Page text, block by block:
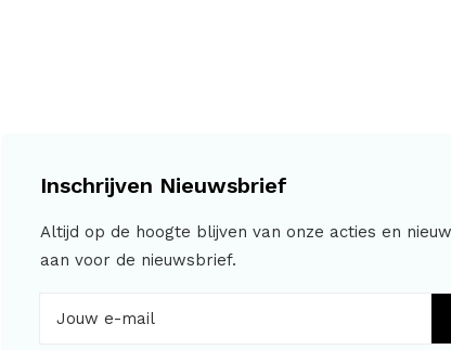
Inschrijven Nieuwsbrief
Altijd op de hoogte blijven van onze acties en
aan voor de nieuwsbrief.